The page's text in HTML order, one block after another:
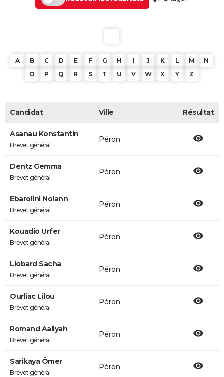
1
A B C D E F G H I J K L M
N
O
P Q R S T U V W X Y Z
Candidat Ville Résultat
Asanau Konstantin
Brevet général
Péron
Dentz Gemma
Brevet général
Péron
Ebarolini Nolann
Brevet général
Péron
Kouadio Urfer
Brevet général
Péron
Liobard Sacha
Brevet général
Péron
Ourliac Lilou
Brevet général
Péron
Romand Aaliyah
Brevet général
Péron
Sarikaya Ömer
Brevet général
Péron